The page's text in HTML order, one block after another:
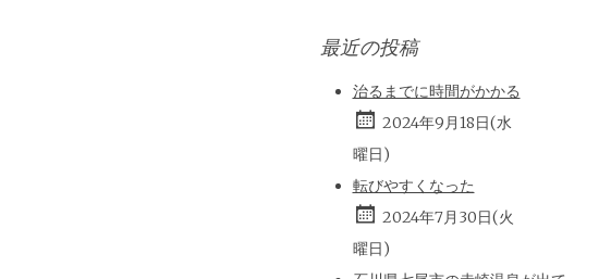
最近の投稿
治るまでに時間がかかる
2024年9月18日(水
曜日)
転びやすくなった
2024年7月30日(火
曜日)